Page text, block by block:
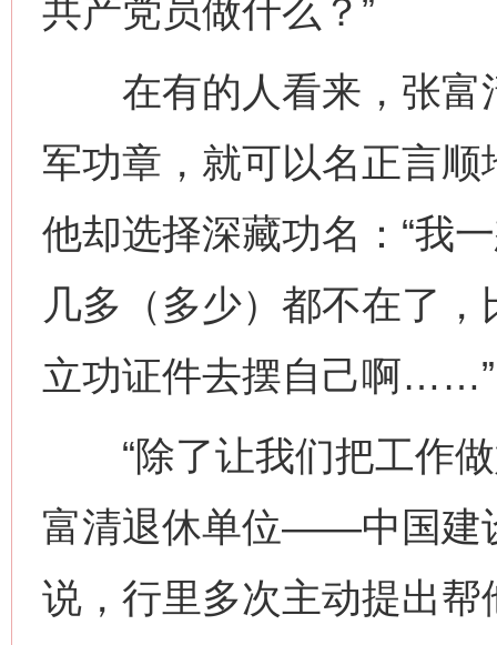
共产党员做什么？”
在有的人看来，张富
军功章，就可以名正言
他却选择深藏功名：“我
几多（多少）都不在了
立功证件去摆自己啊……”
“除了让我们把工作做
富清退休单位——中国建
说，行里多次主动提出